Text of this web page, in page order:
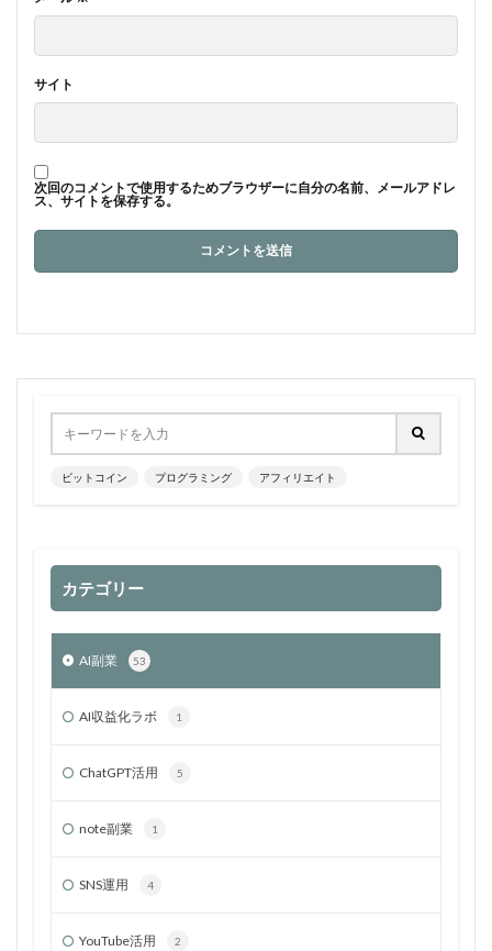
サイト
次回のコメントで使用するためブラウザーに自分の名前、メールアドレ
ス、サイトを保存する。
ビットコイン プログラミング アフィリエイト
カテゴリー
AI副業 53
AI収益化ラボ 1
ChatGPT活用 5
note副業 1
SNS運用 4
YouTube活用 2